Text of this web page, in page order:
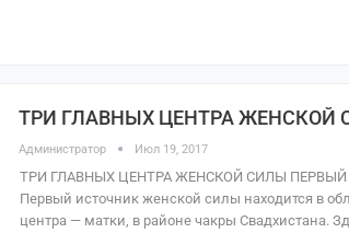
ТРИ ГЛАВНЫХ ЦЕНТРА ЖЕНСКОЙ
Администратор Июл 19, 2017
ТРИ ГЛАВНЫХ ЦЕНТРА ЖЕНСКОЙ СИЛЫ
Первый источник женской силы находится в
центра — матки, в районе чакры Свадхистана.